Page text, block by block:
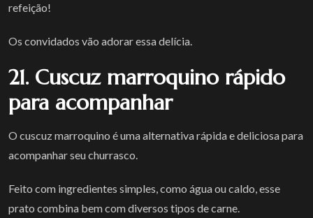
refeição!
Os convidados vão adorar essa delícia.
21. Cuscuz marroquino rápido
para acompanhar
O cuscuz marroquino é uma alternativa rápida e deliciosa para
acompanhar seu churrasco.
Feito com ingredientes simples, como água ou caldo, esse
prato combina bem com diversos tipos de carne.